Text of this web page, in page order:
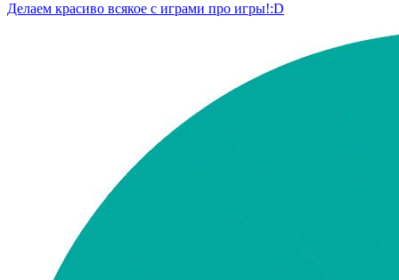
Делаем красиво всякое с играми про игры!:D